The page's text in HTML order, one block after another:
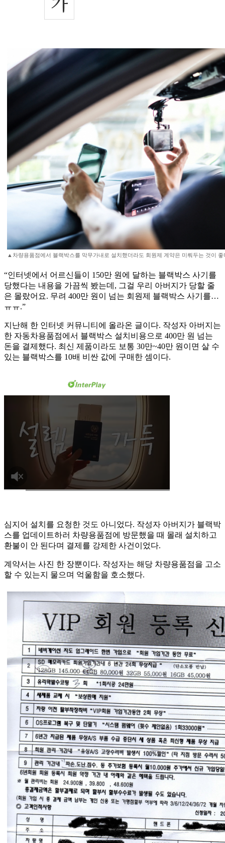
▲차량용품점에서 블랙박스를 막무가내로 설치했더라도 회원제 계약은 미뤄두는 것이 좋
“인터넷에서 어르신들이 150만 원에 달하는 블랙박스 사기를
당했다는 내용을 가끔씩 봤는데, 그걸 우리 아버지가 당할 줄
은 몰랐어요. 무려 400만 원이 넘는 회원제 블랙박스 사기를…
ㅠㅠ.”
지난해 한 인터넷 커뮤니티에 올라온 글이다. 작성자 아버지는
한 자동차용품점에서 블랙박스 설치비용으로 400만 원 넘는
돈을 결제했다. 최신 제품이라도 보통 30만~40만 원이면 살 수
있는 블랙박스를 10배 비싼 값에 구매한 셈이다.
심지어 설치를 요청한 것도 아니었다. 작성자 아버지가 블랙박
스를 업데이트하러 차량용품점에 방문했을 때 몰래 설치하고
환불이 안 된다며 결제를 강제한 사건이었다.
계약서는 사진 한 장뿐이다. 작성자는 해당 차량용품점을 고소
할 수 있는지 물으며 억울함을 호소했다.